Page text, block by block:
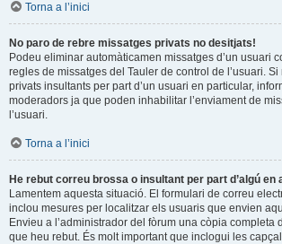
Torna a l’inici
No paro de rebre missatges privats no desitjats!
Podeu eliminar automàticamen missatges d’un usuari
regles de missatges del Tauler de control de l’usuari.
privats insultants per part d’un usuari en particular,
moderadors ja que poden inhabilitar l’enviament de
l’usuari.
Torna a l’inici
He rebut correu brossa o insultant per part d’algú en
Lamentem aquesta situació. El formulari de correu
inclou mesures per localitzar els usuaris que envien
Envieu a l’administrador del fòrum una còpia completa
que heu rebut. És molt important que inclogui les